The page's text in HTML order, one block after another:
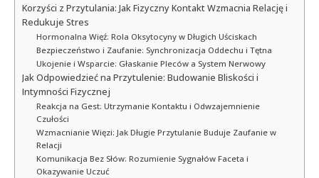
Korzyści z Przytulania: Jak Fizyczny Kontakt Wzmacnia Relację i
Redukuje Stres
Hormonalna Więź: Rola Oksytocyny w Długich Uściskach
Bezpieczeństwo i Zaufanie: Synchronizacja Oddechu i Tętna
Ukojenie i Wsparcie: Głaskanie Pleców a System Nerwowy
Jak Odpowiedzieć na Przytulenie: Budowanie Bliskości i
Intymności Fizycznej
Reakcja na Gest: Utrzymanie Kontaktu i Odwzajemnienie
Czułości
Wzmacnianie Więzi: Jak Długie Przytulanie Buduje Zaufanie w
Relacji
Komunikacja Bez Słów: Rozumienie Sygnałów Faceta i
Okazywanie Uczuć